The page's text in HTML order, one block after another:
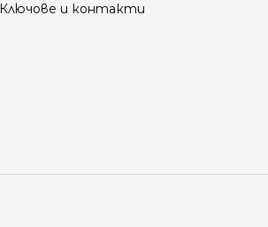
Ключове и контакти